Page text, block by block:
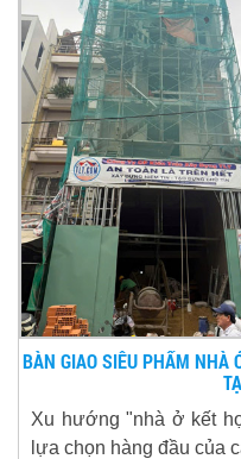
BÀN GIAO SIÊU PHẨM NHÀ
Xu hướng "nhà ở kết
lựa chọn hàng đầu của